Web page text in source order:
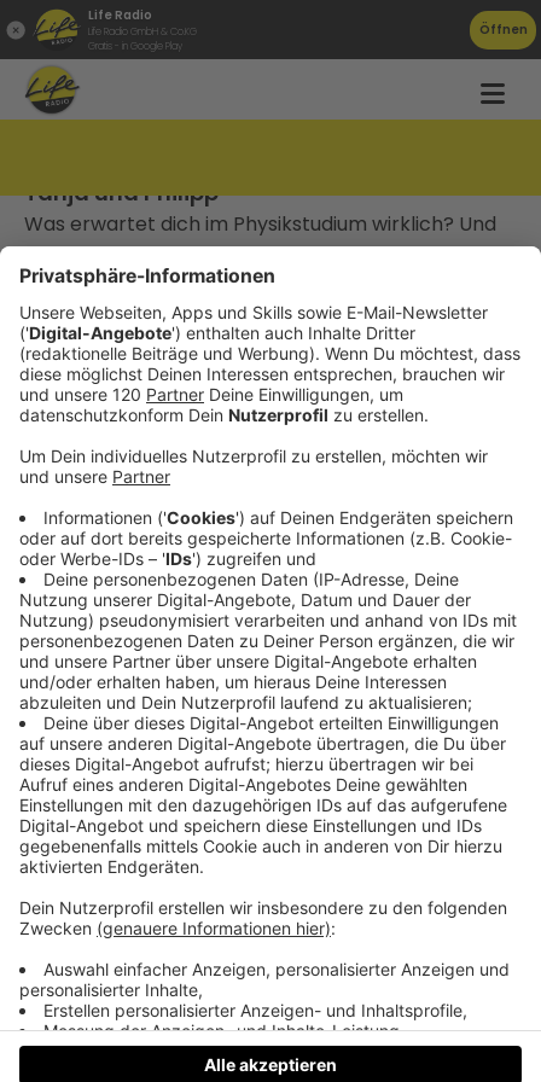
Life Radio
Life Radio GmbH & Co.KG
Gratis - in Google Play
Öffnen
Tanja und Philipp
Was erwartet dich im Physikstudium wirklich? Und
wie viel Experiment steckt tatsächlich dahinter?In
dieser Folge des JKU Studierenden Podcasts geben
Tanja und Philipp Einblicke in das Bachelorstudium
Technische Physik an der JKU Linz. Sie erzählen,
warum Neugier eine der wichtigsten
Voraussetzungen ist und weshalb Physik weniger
durch Modelle ist.
Mathematik über theoretische und experimentelle
Physik bis hin zu praktischen Laborübungen.
Außerdem sprechen sie darüber, welche
Themenbereiche abgedeckt werden und warum
Zusammenarbeit im Studium entscheidend ist.
Zusätzlich geben sie Einblicke in ihre
Bachelorarbeiten, Programmierkenntnisse im
Studium und mögliche Karrierewege nach dem
Abschluss.
Mehr Infos zum Bachelorstudium Technische Physik
an der JKU Linz gibt es aufwww.jku.at. Solltest du
Fragen oder Anregungen zum JKU Podcast haben,
podcast@jku.at
DatenschutzImpressumAGBsJobsKontaktWerben